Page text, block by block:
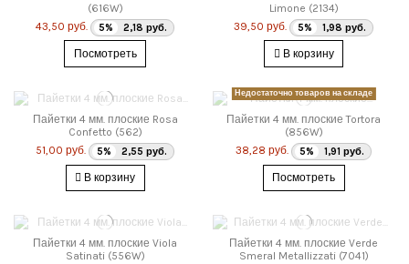
(616W)
43,50 руб.
5% 2,18 руб.
Посмотреть
Limone (2134)
39,50 руб.
5% 1,98 руб.
В корзину
Пайетки 4 мм. плоские Rosa
Confetto (562)
51,00 руб.
5% 2,55 руб.
В корзину
Недостаточно товаров на складе
Пайетки 4 мм. плоские Tortora
(856W)
38,28 руб.
5% 1,91 руб.
Посмотреть
Пайетки 4 мм. плоские Viola
Satinati (556W)
Пайетки 4 мм. плоские Verde
Smeral Metallizzati (7041)